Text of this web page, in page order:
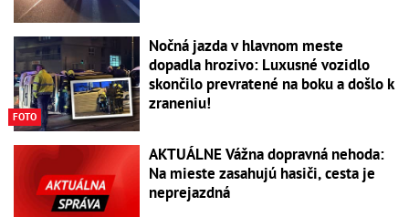
FOTO
Nočná jazda v hlavnom meste
dopadla hrozivo: Luxusné vozidlo
skončilo prevratené na boku a došlo k
zraneniu!
AKTUÁLNE Vážna dopravná nehoda:
Na mieste zasahujú hasiči, cesta je
neprejazdná